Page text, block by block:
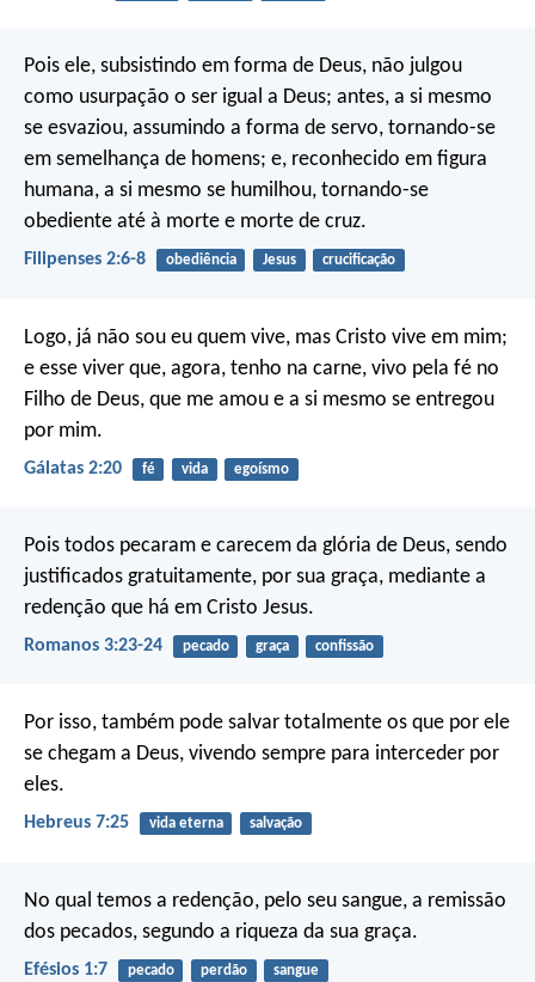
Pois ele, subsistindo em forma de Deus, não julgou
como usurpação o ser igual a Deus; antes, a si mesmo
se esvaziou, assumindo a forma de servo, tornando-se
em semelhança de homens; e, reconhecido em figura
humana, a si mesmo se humilhou, tornando-se
obediente até à morte e morte de cruz.
Filipenses 2:6-8 obediência Jesus crucificação
Logo, já não sou eu quem vive, mas Cristo vive em mim;
e esse viver que, agora, tenho na carne, vivo pela fé no
Filho de Deus, que me amou e a si mesmo se entregou
por mim.
Gálatas 2:20 fé vida egoísmo
Pois todos pecaram e carecem da glória de Deus, sendo
justificados gratuitamente, por sua graça, mediante a
redenção que há em Cristo Jesus.
Romanos 3:23-24 pecado graça confissão
Por isso, também pode salvar totalmente os que por ele
se chegam a Deus, vivendo sempre para interceder por
eles.
Hebreus 7:25 vida eterna salvação
No qual temos a redenção, pelo seu sangue, a remissão
dos pecados, segundo a riqueza da sua graça.
Efésios 1:7 pecado perdão sangue